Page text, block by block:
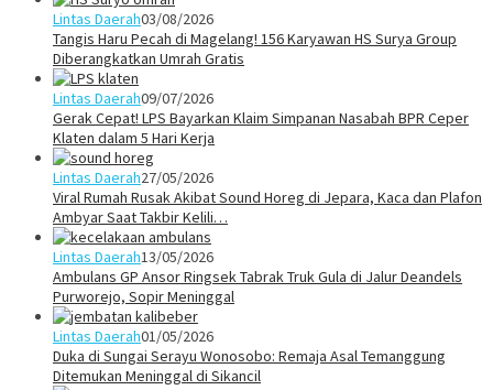
Lintas Daerah03/08/2026
Tangis Haru Pecah di Magelang! 156 Karyawan HS Surya Group
Diberangkatkan Umrah Gratis
Lintas Daerah09/07/2026
Gerak Cepat! LPS Bayarkan Klaim Simpanan Nasabah BPR Ceper
Klaten dalam 5 Hari Kerja
Lintas Daerah27/05/2026
Viral Rumah Rusak Akibat Sound Horeg di Jepara, Kaca dan Plafon
Ambyar Saat Takbir Kelili…
Lintas Daerah13/05/2026
Ambulans GP Ansor Ringsek Tabrak Truk Gula di Jalur Deandels
Purworejo, Sopir Meninggal
Lintas Daerah01/05/2026
Duka di Sungai Serayu Wonosobo: Remaja Asal Temanggung
Ditemukan Meninggal di Sikancil